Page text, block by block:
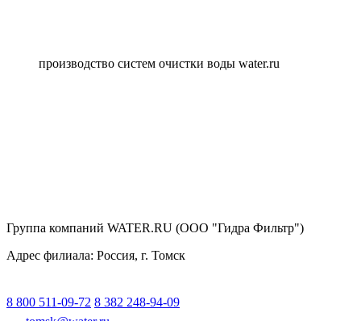
производство систем очистки воды water.ru
Группа компаний WATER.RU (ООО "Гидра Фильтр")
Адрес филиала: Россия, г. Томск
8 800 511-09-72 8 382 248-94-09